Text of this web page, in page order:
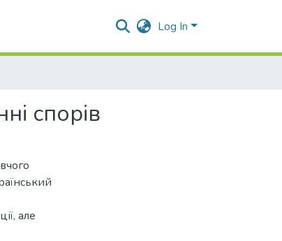
Log In
спорів
але